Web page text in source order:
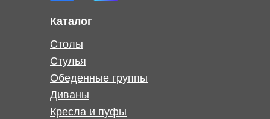
Каталог
Обеденные группы
Кресла и пуфы
Диваны
Стулья
Столы